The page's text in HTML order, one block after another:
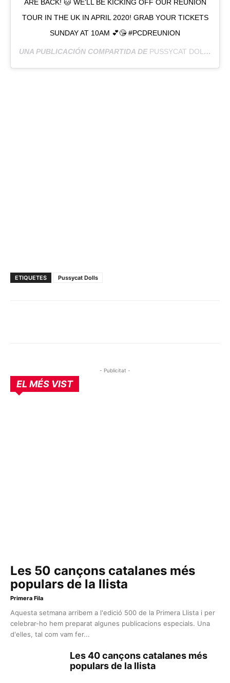
ARE BACK! 🐱 WE’LL BE KICKING OFF OUR REUNION
TOUR IN THE UK IN APRIL 2020! GRAB YOUR TICKETS
SUNDAY AT 10AM 💕😘 #PCDREUNION
UNA PUBLICACIÓN COMPARTIDA DE PUSSYCAT DOLLS
ETIQUETES Pussycat Dolls
- Publicitat -
EL MÉS VIST
Les 50 cançons catalanes més
populars de la llista
Primera Fila
Aquesta setmana arribem a l'edició 500 de la Primera Llista i per
celebrar-ho hem preparat algunes publicacions especials. Una
d'elles, tal com vam fer...
Les 40 cançons catalanes més
populars de la llista